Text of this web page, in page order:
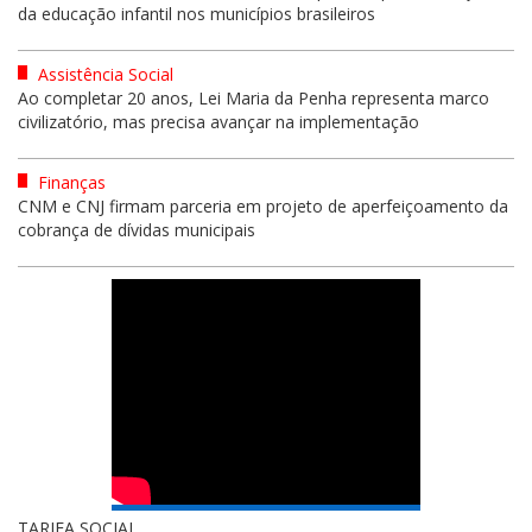
da educação infantil nos municípios brasileiros
Assistência Social
Ao completar 20 anos, Lei Maria da Penha representa marco
civilizatório, mas precisa avançar na implementação
Finanças
CNM e CNJ firmam parceria em projeto de aperfeiçoamento da
cobrança de dívidas municipais